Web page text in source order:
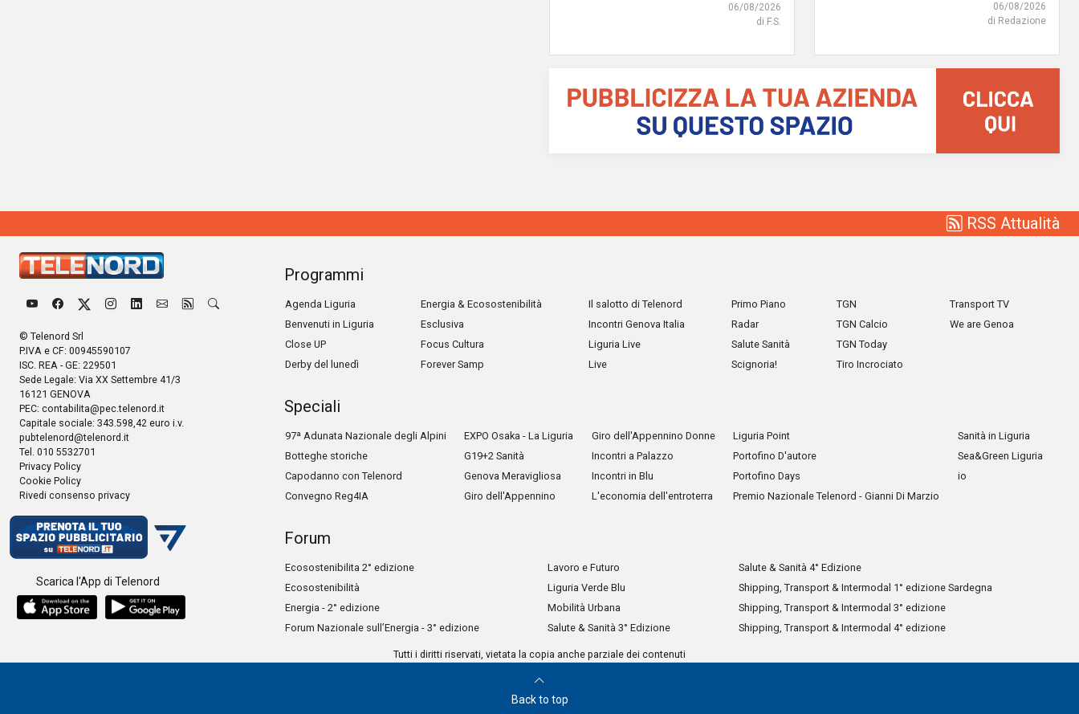
06/08/2026
di F.S.
06/08/2026
di Redazione
RSS Attualità
© Telenord Srl
P.IVA e CF: 00945590107
ISC. REA - GE: 229501
Sede Legale: Via XX Settembre 41/3
16121 GENOVA
PEC: contabilita@pec.telenord.it
Capitale sociale: 343.598,42 euro i.v.
pubtelenord@telenord.it
Tel. 010 5532701
Privacy Policy
Cookie Policy
Rivedi consenso privacy
Scarica l'App di Telenord
Programmi
Agenda Liguria
Benvenuti in Liguria
Close UP
Derby del lunedì
Energia & Ecosostenibilità
Esclusiva
Focus Cultura
Forever Samp
Il salotto di Telenord
Incontri Genova Italia
Liguria Live
Live
Primo Piano
Radar
Salute Sanità
Scignoria!
TGN
TGN Calcio
TGN Today
Tiro Incrociato
Transport TV
We are Genoa
Speciali
97ª Adunata Nazionale degli Alpini
Botteghe storiche
Capodanno con Telenord
Convegno Reg4IA
EXPO Osaka - La Liguria
G19+2 Sanità
Genova Meravigliosa
Giro dell'Appennino
Giro dell'Appennino Donne
Incontri a Palazzo
Incontri in Blu
L'economia dell'entroterra
Liguria Point
Portofino D'autore
Portofino Days
Premio Nazionale Telenord - Gianni Di Marzio
Sanità in Liguria
Sea&Green Liguria
io
Forum
Ecosostenibilita 2° edizione
Ecosostenibilità
Energia - 2° edizione
Forum Nazionale sull’Energia - 3° edizione
Lavoro e Futuro
Liguria Verde Blu
Mobilità Urbana
Salute & Sanità 3° Edizione
Salute & Sanità 4° Edizione
Shipping, Transport & Intermodal 1° edizione Sardegna
Shipping, Transport & Intermodal 3° edizione
Shipping, Transport & Intermodal 4° edizione
Tutti i diritti riservati, vietata la copia anche parziale dei contenuti
Back to top